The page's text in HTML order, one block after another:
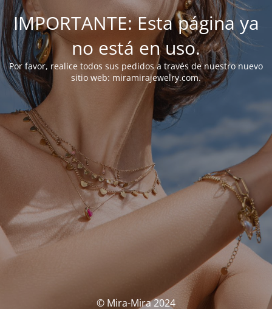
IMPORTANTE: Esta página ya
no está en uso.
Por favor, realice todos sus pedidos a través de nuestro nuevo
sitio web: miramirajewelry.com.
© Mira-Mira 2024